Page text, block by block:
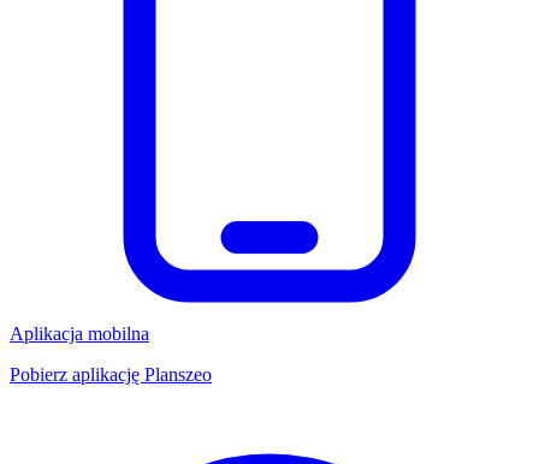
Aplikacja mobilna
Pobierz aplikację Planszeo